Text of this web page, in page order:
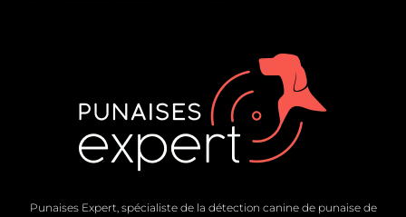
Punaises Expert, spécialiste de la détection canine de punaise de